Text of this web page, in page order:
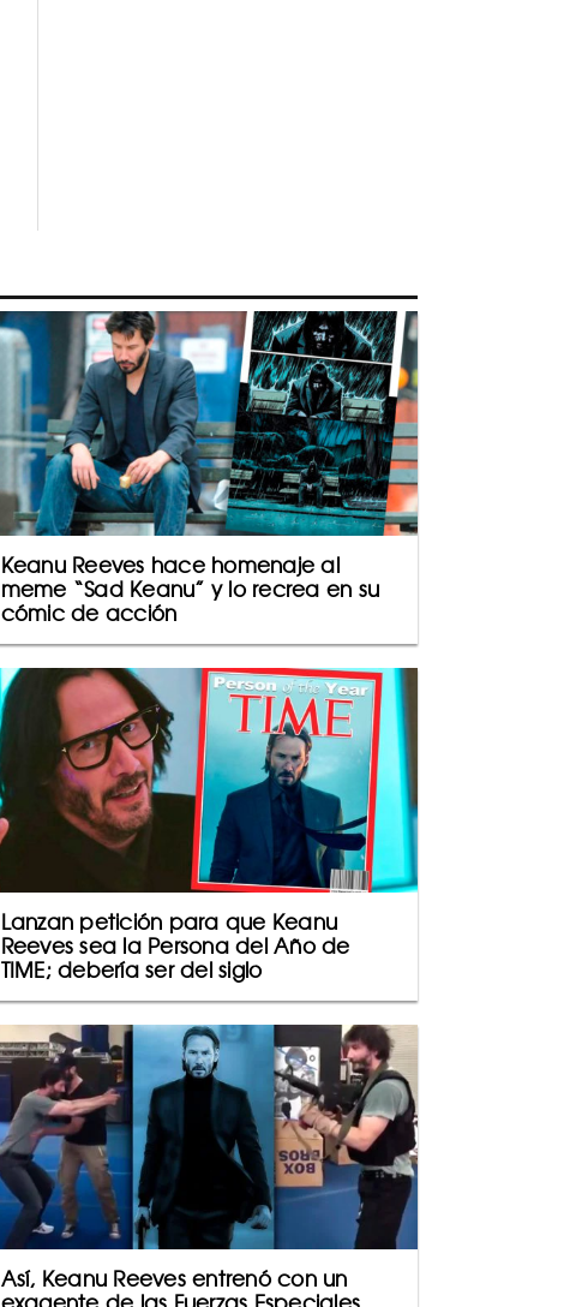
Keanu Reeves hace homenaje al
meme “Sad Keanu” y lo recrea en su
cómic de acción
Lanzan petición para que Keanu
Reeves sea la Persona del Año de
TIME; debería ser del siglo
Así, Keanu Reeves entrenó con un